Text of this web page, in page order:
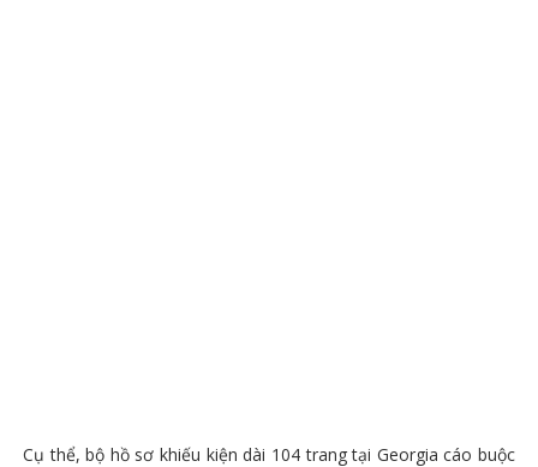
Cụ thể, bộ hồ sơ khiếu kiện dài 104 trang tại Georgia cáo buộc